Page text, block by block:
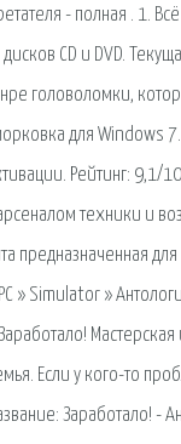
- полная . 1.
CD и DVD.
головоломки,
для Windows
Рейтинг: 9,1/
техники и
предназначенная
» Simulator »
Мастерская
Если у кого-то
Заработало! -